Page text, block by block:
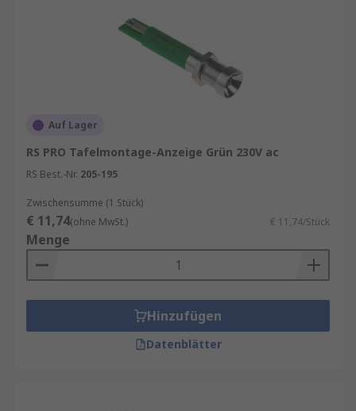
Auf Lager
RS PRO Tafelmontage-Anzeige Grün 230V ac
RS Best.-Nr. 205-195
Zwischensumme (1 Stück)
€ 11,74(ohne MwSt.) € 11,74/Stück
Menge
Hinzufügen
Datenblätter